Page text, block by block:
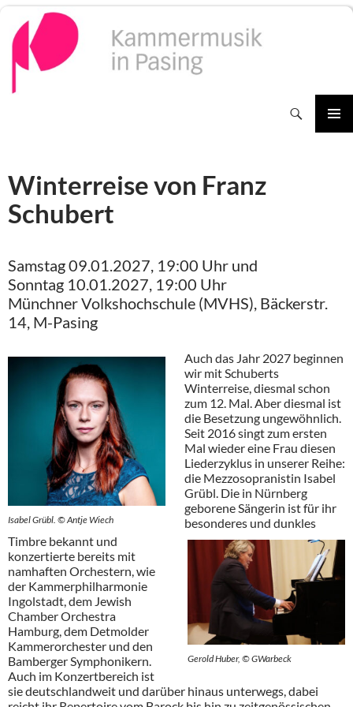
Inhalt
springen
Winterreise von Franz
Schubert
Samstag 09.01.2027, 19:00 Uhr und
Sonntag 10.01.2027, 19:00 Uhr
Münchner Volkshochschule (MVHS), Bäckerstr.
14, M-Pasing
Isabel Grübl. © Antje Wiech
Gerold Huber, © GWarbeck
Auch das Jahr 2027 beginnen
wir mit Schuberts
Winterreise, diesmal schon
zum 12. Mal. Aber diesmal ist
die Besetzung ungewöhnlich.
Seit 2016 singt zum ersten
Mal wieder eine Frau diesen
Liederzyklus in unserer Reihe:
die Mezzosopranistin Isabel
Grübl. Die in Nürnberg
geborene Sängerin ist für ihr
besonderes und dunkles
Timbre bekannt und
konzertierte bereits mit
namhaften Orchestern, wie
der Kammerphilharmonie
Ingolstadt, dem Jewish
Chamber Orchestra
Hamburg, dem Detmolder
Kammerorchester und den
Bamberger Symphonikern.
Auch im Konzertbereich ist
sie deutschlandweit und darüber hinaus unterwegs, dabei